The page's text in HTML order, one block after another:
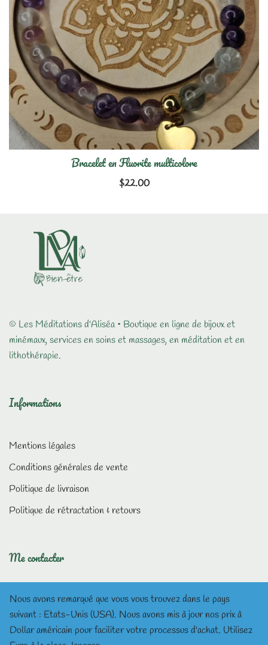
Bracelet en Fluorite multicolore
$22.00
© Les Méditations d'Aliséa • Boutique en ligne de bijoux et
minémaux, services en soins et massages, en méditation et en
lithothérapie.
Informations
Mentions légales
Conditions générales de vente
Politique de livraison
Politique de rétractation & retours
Me contacter
lesmeditationsdalisea@gmail.com
Nous avons remarqué que vous vous trouvez dans le pays
suivant : Etats-Unis (USA). Nous avons mis à jour nos prix à
Dollar américain pour faciliter votre processus d'achat. Utilisez